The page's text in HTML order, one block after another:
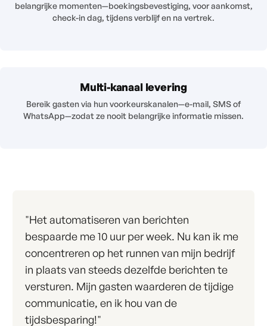
belangrijke momenten—boekingsbevestiging, voor aankomst,
check-in dag, tijdens verblijf en na vertrek.
Multi-kanaal levering
Bereik gasten via hun voorkeurskanalen—e-mail, SMS of
WhatsApp—zodat ze nooit belangrijke informatie missen.
"Het automatiseren van berichten
bespaarde me 10 uur per week. Nu kan ik me
concentreren op het runnen van mijn bedrijf
in plaats van steeds dezelfde berichten te
versturen. Mijn gasten waarderen de tijdige
communicatie, en ik hou van de
tijdsbesparing!"